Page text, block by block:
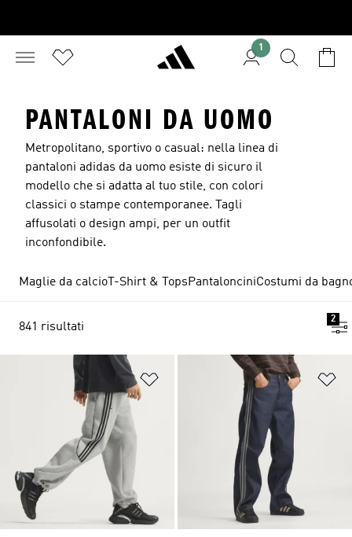
1
PANTALONI DA UOMO
Metropolitano, sportivo o casual: nella linea di
pantaloni adidas da uomo esiste di sicuro il
modello che si adatta al tuo stile, con colori
classici o stampe contemporanee. Tagli
affusolati o design ampi, per un outfit
inconfondibile.
Maglie da calcio T-Shirt & TopsPantalonciniCostumi da
841 risultati
2
Aggiungi alla lista dei desideri